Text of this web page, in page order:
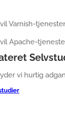
Varnish-
Apache-
vi hurtig